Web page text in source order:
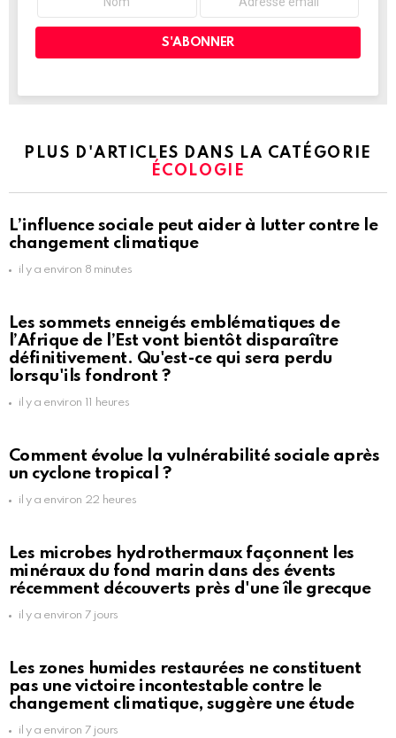
PLUS D'ARTICLES DANS LA CATÉGORIE
ÉCOLOGIE
L’influence sociale peut aider à lutter contre le
changement climatique
il y a environ 8 minutes
Les sommets enneigés emblématiques de
l’Afrique de l’Est vont bientôt disparaître
définitivement. Qu'est-ce qui sera perdu
lorsqu'ils fondront ?
il y a environ 11 heures
Comment évolue la vulnérabilité sociale après
un cyclone tropical ?
il y a environ 22 heures
Les microbes hydrothermaux façonnent les
minéraux du fond marin dans des évents
récemment découverts près d'une île grecque
il y a environ 7 jours
Les zones humides restaurées ne constituent
pas une victoire incontestable contre le
changement climatique, suggère une étude
il y a environ 7 jours